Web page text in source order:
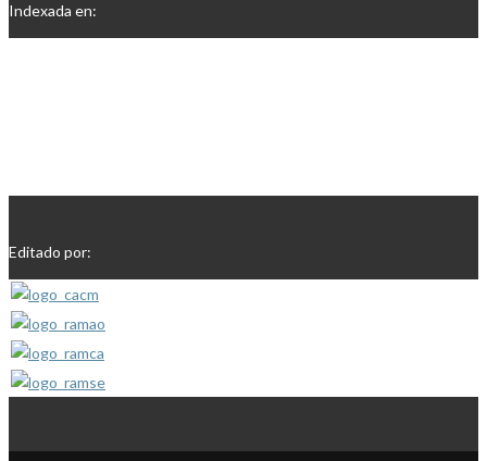
Indexada en:
Editado por: